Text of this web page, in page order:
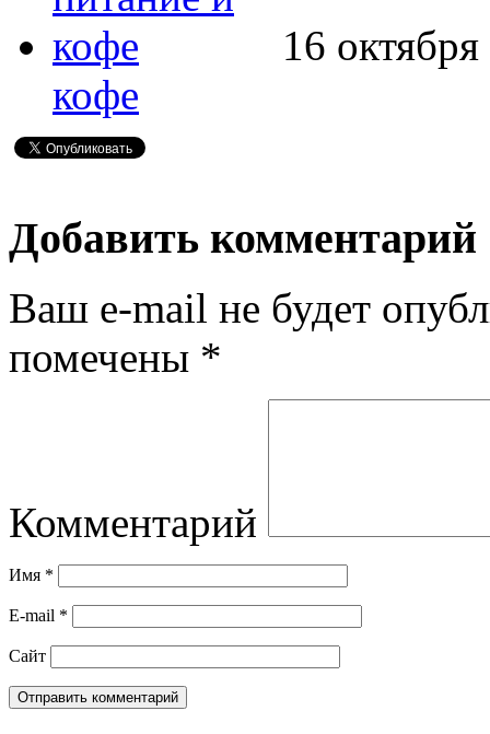
16
кофе
Добавить комментарий
Ваш e-mail не будет
помечены *
Комментарий
Имя *
E-mail *
Сайт